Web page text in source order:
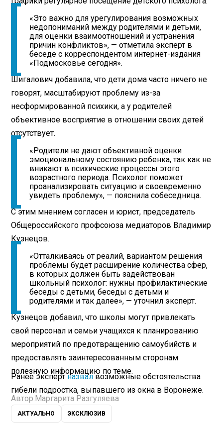
«Это важно для урегулирования возможных
недопониманий между родителями и детьми,
для оценки взаимоотношений и устранения
причин конфликтов», — отметила эксперт в
беседе с корреспондентом интернет-издания
«Подмосковье сегодня».
Шигалович добавила, что дети дома часто ничего не
говорят, масштабируют проблему из-за
несформированной психики, а у родителей
объективное восприятие в отношении своих детей
отсутствует.
«Родители не дают объективной оценки
эмоциональному состоянию ребенка, так как не
вникают в психические процессы этого
возрастного периода. Психолог поможет
проанализировать ситуацию и своевременно
увидеть проблему», — пояснила собеседница.
С этим мнением согласен и юрист, председатель
Общероссийского профсоюза медиаторов Владимир
Кузнецов.
«Отталкиваясь от реалий, вариантом решения
проблемы будет расширение количества сфер,
в которых должен быть задействован
школьный психолог: нужны профилактические
беседы с детьми, беседы с детьми и
родителями и так далее», — уточнил эксперт.
Кузнецов добавил, что школы могут привлекать
свой персонал и семьи учащихся к планированию
мероприятий по предотвращению самоубийств и
предоставлять заинтересованным сторонам
полезную информацию по теме.
Ранее экспертназвалвозможные обстоятельства
гибели подростка, выпавшего из окна в Воронеже.
Автор:Маргарита Разгуляева
АКТУАЛЬНО ЭКСКЛЮЗИВ